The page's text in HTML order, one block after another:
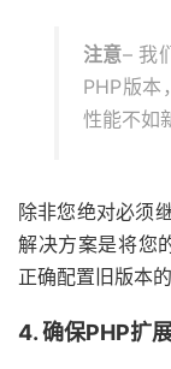
注意– 我
PHP版本
性能不如
除非您绝对必须
解决方案是将您
正确配置旧版本的
4. 确保PHP扩